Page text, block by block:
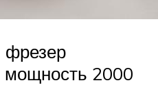
фрезер
мощность 2000